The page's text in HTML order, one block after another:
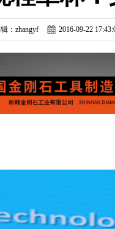
：zhangyf 2016-09-22